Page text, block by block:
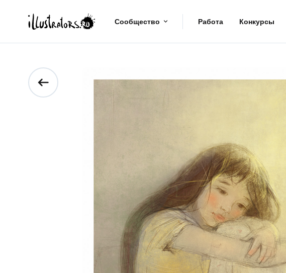
Сообщество Работа Конкурсы